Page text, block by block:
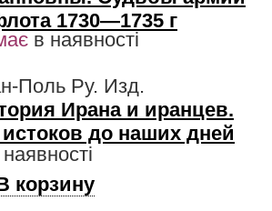
1730—1735 г
в наявності
Поль Ру. Изд.
Ирана и иранцев.
до наших дней
корзину